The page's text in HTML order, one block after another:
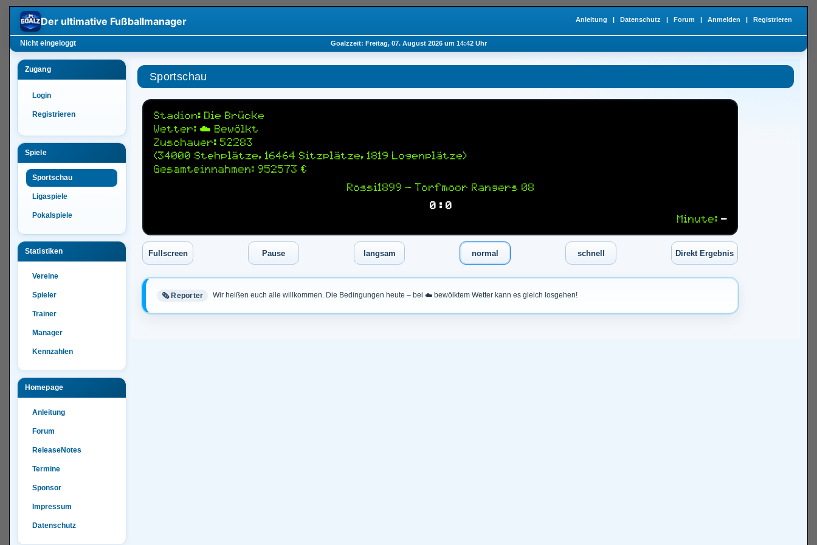
Der ultimative Fußballmanager
Nicht eingeloggt Goalzzeit: Freitag, 07. August 2026 um 14:42 Uhr
Anleitung | Datenschutz | Forum | Anmelden | Registrieren
Zugang
Login
Registrieren
Spiele
Sportschau
Ligaspiele
Pokalspiele
Statistiken
Vereine
Spieler
Trainer
Manager
Kennzahlen
Homepage
Anleitung
Forum
ReleaseNotes
Termine
Sponsor
Impressum
Datenschutz
Sportschau
Stadion: Die Brücke
Wetter: ☁️ Bewölkt
Zuschauer: 52283
(34000 Stehplätze, 16464 Sitzplätze, 1819 Logenplätze)
Gesamteinnahmen: 952573 €
Rossi1899 — Torfmoor Rangers 08
0 : 0
Minute: —
🗞️ Reporter Wir heißen euch alle willkommen. Die Bedingungen heute – bei☁️ bewölktem Wetter kann es gleich losgehen!